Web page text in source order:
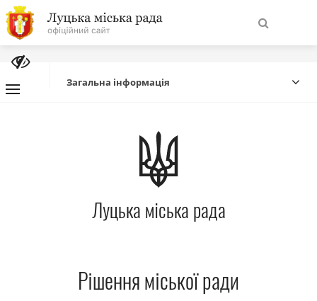
На
головну
Про місто
Міська влада
Міська рада
Публічна інформація
Загальна інформація
Луцька міська рада
Рішення міської ради